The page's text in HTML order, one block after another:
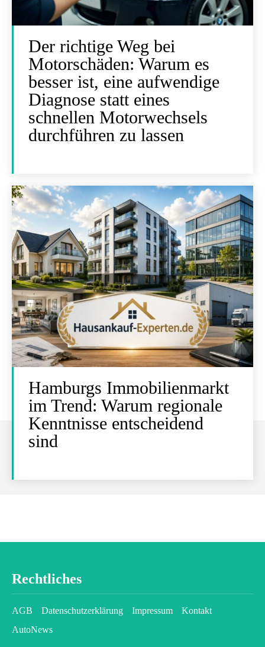
Der richtige Weg bei
Motorschäden: Warum es
besser ist, eine aufwendige
Diagnose statt eines
schnellen Motorwechsels
durchführen zu lassen
Hamburgs Immobilienmarkt
im Trend: Warum regionale
Kenntnisse entscheidend
sind
Rechtliches
AGB Datenschutzerklärung Impressum
Kontakt
AutoNews